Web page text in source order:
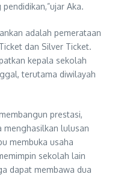
Aka.
adalah pemerataan
dan Silver Ticket.
kepala sekolah
terutama diwilayah
prestasi,
menghasilkan lulusan
membuka usaha
sekolah lain
dapat membawa dua